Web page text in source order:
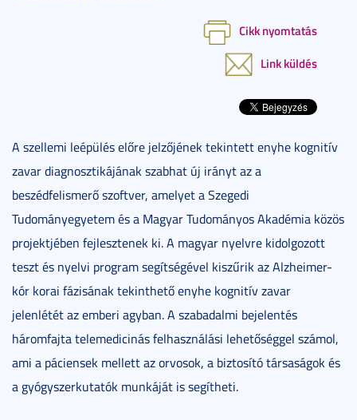
Cikk nyomtatás
Link küldés
A szellemi leépülés előre jelzőjének tekintett enyhe kognitív
zavar diagnosztikájának szabhat új irányt az a
beszédfelismerő szoftver, amelyet a Szegedi
Tudományegyetem és a Magyar Tudományos Akadémia közös
projektjében fejlesztenek ki. A magyar nyelvre kidolgozott
teszt és nyelvi program segítségével kiszűrik az Alzheimer-
kór korai fázisának tekinthető enyhe kognitív zavar
jelenlétét az emberi agyban. A szabadalmi bejelentés
háromfajta telemedicinás felhasználási lehetőséggel számol,
ami a páciensek mellett az orvosok, a biztosító társaságok és
a gyógyszerkutatók munkáját is segítheti.